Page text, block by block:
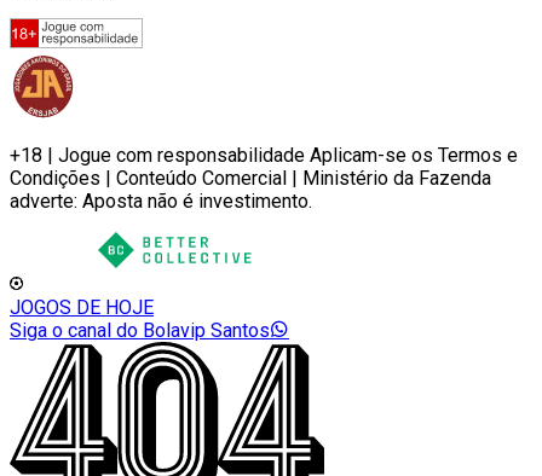
+18 | Jogue com responsabilidade Aplicam-se os Termos e
Condições | Conteúdo Comercial | Ministério da Fazenda
adverte: Aposta não é investimento.
JOGOS DE HOJE
Siga o canal do Bolavip Santos